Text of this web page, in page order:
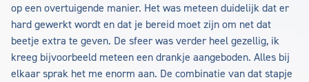
op een overtuigende manier. Het was meteen duidelijk dat er
hard gewerkt wordt en dat je bereid moet zijn om net dat
beetje extra te geven. De sfeer was verder heel gezellig, ik
kreeg bijvoorbeeld meteen een drankje aangeboden. Alles bij
elkaar sprak het me enorm aan. De combinatie van dat stapje